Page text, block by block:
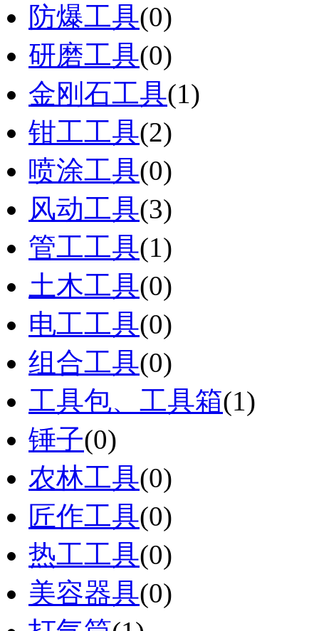
防爆工具(0)
研磨工具(0)
金刚石工具(1)
钳工工具(2)
喷涂工具(0)
风动工具(3)
管工工具(1)
土木工具(0)
电工工具(0)
组合工具(0)
工具包、工具箱(1)
锤子(0)
农林工具(0)
匠作工具(0)
热工工具(0)
美容器具(0)